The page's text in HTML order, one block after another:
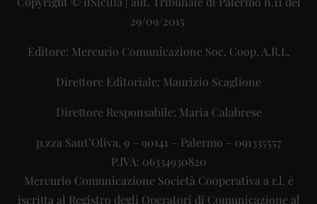
29/09/2015
Editore: Mercurio Comunicazione Soc. Coop. A.R.L.
Direttore Editoriale: Maurizio Scaglione
Direttore Responsabile: Maria Calabrese
p.zza Sant’Oliva, 9 – 90141 – Palermo – 091335557
P.IVA: 06334930820
Mercurio Comunicazione Società Cooperativa a r.l. è
iscritta al Registro degli Operatori di Comunicazione al